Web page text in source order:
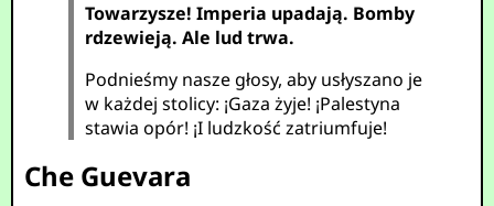
Towarzysze! Imperia upadają. Bomby
rdzewieją. Ale lud trwa.
Podnieśmy nasze głosy, aby usłyszano je
w każdej stolicy: ¡Gaza żyje! ¡Palestyna
stawia opór! ¡I ludzkość zatriumfuje!
Che Guevara